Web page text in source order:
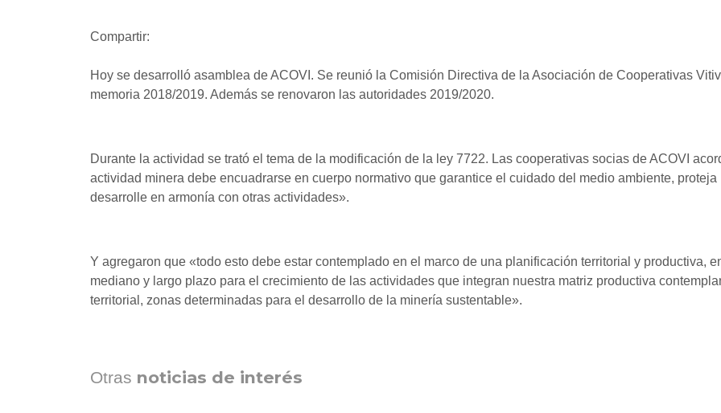
Compartir:
Hoy se desarrolló asamblea de ACOVI. Se reunió la Comisión Directiva de la Asociación de Cooperativas
memoria 2018/2019. Además se renovaron las autoridades 2019/2020.
Durante la actividad se trató el tema de la modificación de la ley 7722. Las cooperativas socias de ACOVI
actividad minera debe encuadrarse en cuerpo normativo que garantice el cuidado del medio ambiente,
desarrolle en armonía con otras actividades».
Y agregaron que «todo esto debe estar contemplado en el marco de una planificación territorial y productiva,
mediano y largo plazo para el crecimiento de las actividades que integran nuestra matriz productiva
territorial, zonas determinadas para el desarrollo de la minería sustentable».
Otras noticias de interés